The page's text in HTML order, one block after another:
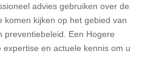
advies gebruiken over de
komen kijken op het gebied van
preventiebeleid. Een Hogere
expertise en actuele kennis om u